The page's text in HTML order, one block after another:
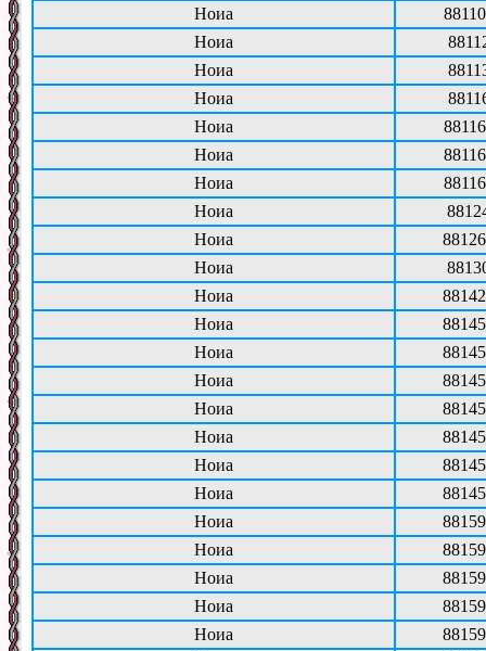
Ноиа
Ноиа
Ноиа
Ноиа
Ноиа
Ноиа
Ноиа
Ноиа
Ноиа
Ноиа
Ноиа
Ноиа
Ноиа
Ноиа
Ноиа
Ноиа
Ноиа
Ноиа
Ноиа
Ноиа
Ноиа
Ноиа
Ноиа